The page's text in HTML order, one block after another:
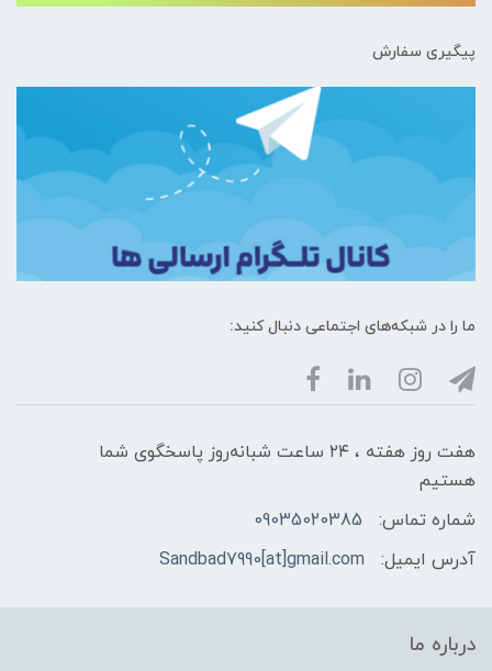
پیگیری سفارش
ما را در شبکه‌های اجتماعی دنبال کنید:
هفت روز هفته ، ۲۴ ساعت شبانه‌روز پاسخگوی شما
هستیم
شماره تماس:
09035020385
آدرس ایمیل:
Sandbad7990[at]gmail.com
درباره ما